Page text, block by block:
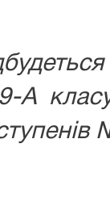
А класу